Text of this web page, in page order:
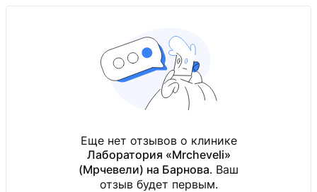
Еще нет отзывов о клинике
Лаборатория «Mrcheveli»
(Мрчевели) на Барнова. Ваш
отзыв будет первым.